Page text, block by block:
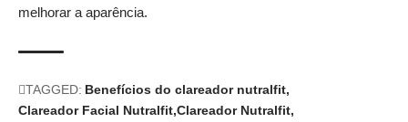
melhorar a aparência.
TAGGED: Benefícios do clareador nutralfit
Clareador Facial Nutralfit Clareador Nutralfit